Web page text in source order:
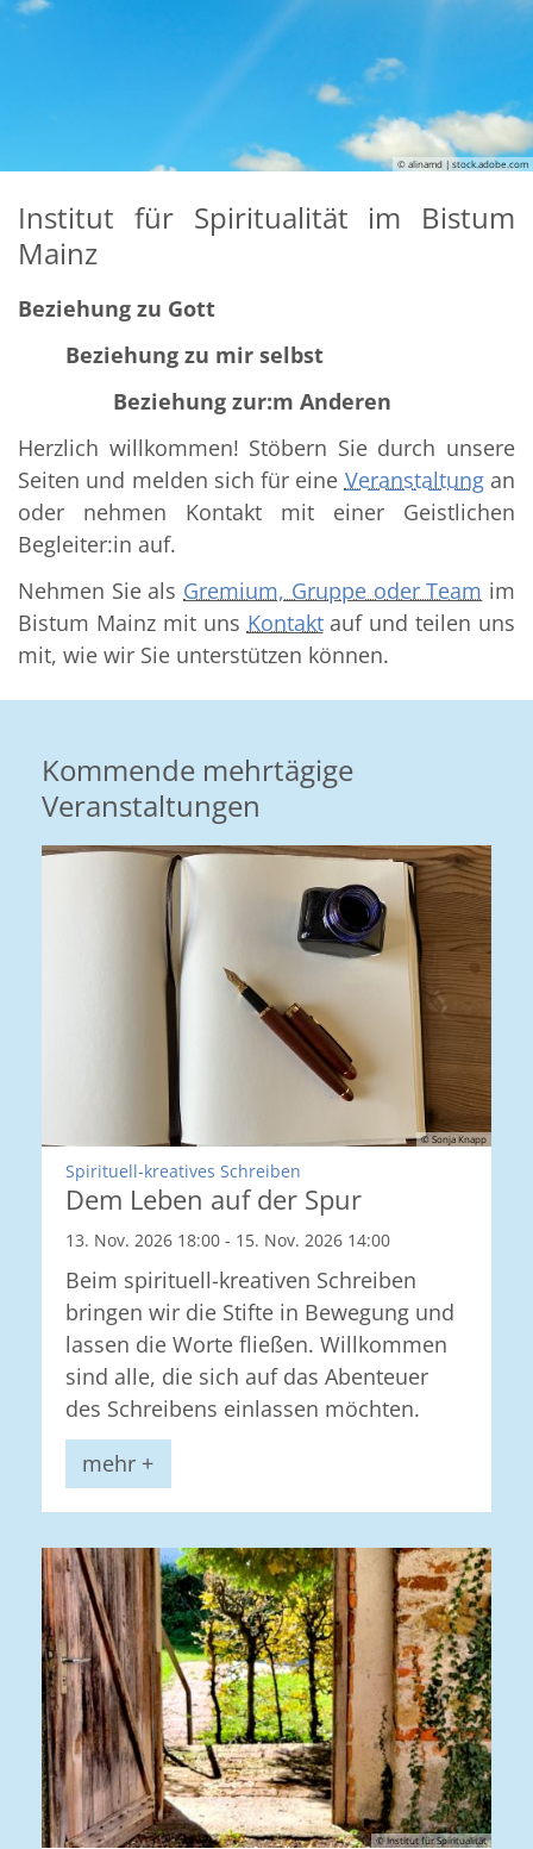
© alinamd | stock.adobe.com
Institut für Spiritualität im Bistum
Mainz
Beziehung zu Gott
Beziehung zu mir selbst
Beziehung zur:m Anderen
Herzlich willkommen! Stöbern Sie durch unsere
Seiten und melden sich für eine Veranstaltungan
oder nehmen Kontakt mit einer Geistlichen
Begleiter:in auf.
Nehmen Sie als Gremium, Gruppe oder Team im
Bistum Mainz mit uns Kontaktauf und teilen uns
mit, wie wir Sie unterstützen können.
Kommende mehrtägige
Veranstaltungen
© Sonja Knapp
Spirituell-kreatives Schreiben
Dem Leben auf der Spur
13. Nov. 2026 18:00 - 15. Nov. 2026 14:00
Beim spirituell-kreativen Schreiben
bringen wir die Stifte in Bewegung und
lassen die Worte fließen. Willkommen
sind alle, die sich auf das Abenteuer
des Schreibens einlassen möchten.
mehr +
© Institut für Spiritualität